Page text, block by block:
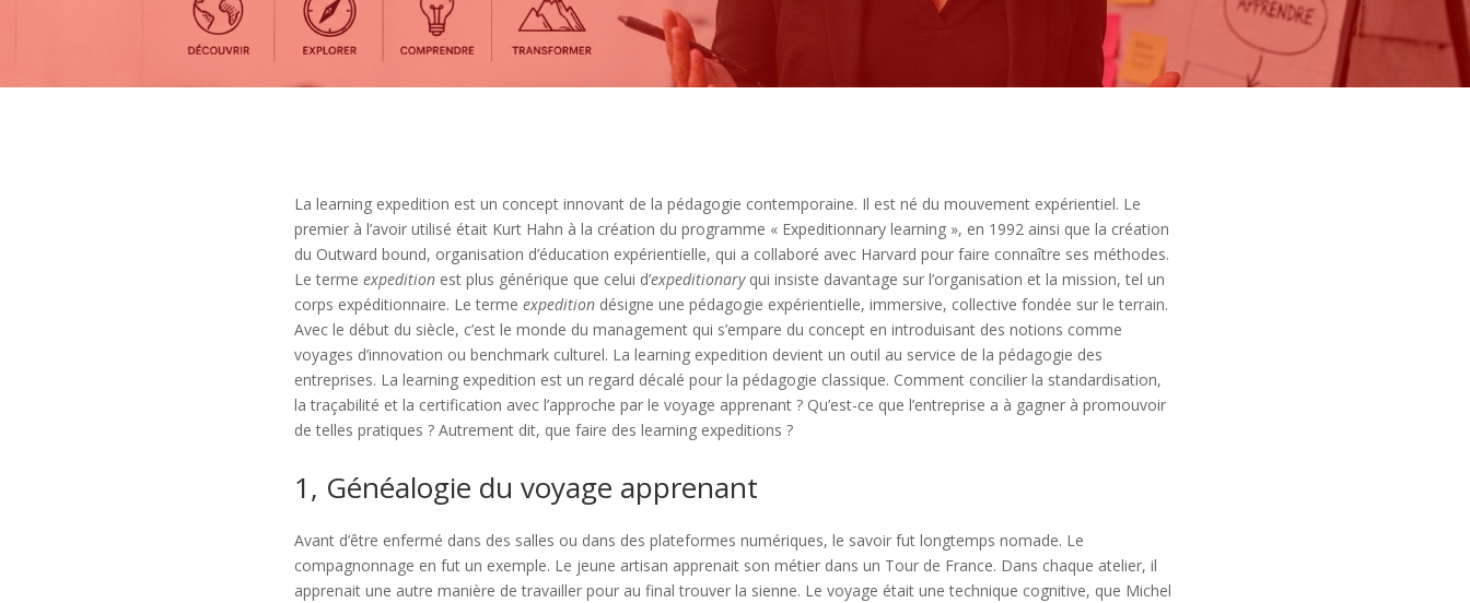
La learning expedition est un concept innovant de la pédagogie contemporaine. Il est né du mouvement expérientiel. Le
premier à l’avoir utilisé était Kurt Hahn à la création du programme « Expeditionnary learning », en 1992 ainsi que la création
du Outward bound, organisation d’éducation expérientielle, qui a collaboré avec Harvard pour faire connaître ses méthodes.
Le terme expeditionest plus générique que celui d’expeditionaryqui insiste davantage sur l’organisation et la mission, tel un
corps expéditionnaire. Le terme expeditiondésigne une pédagogie expérientielle, immersive, collective fondée sur le terrain.
Avec le début du siècle, c’est le monde du management qui s’empare du concept en introduisant des notions comme
voyages d’innovation ou benchmark culturel. La learning expedition devient un outil au service de la pédagogie des
entreprises. La learning expedition est un regard décalé pour la pédagogie classique. Comment concilier la standardisation,
la traçabilité et la certification avec l’approche par le voyage apprenant ? Qu’est-ce que l’entreprise a à gagner à promouvoir
de telles pratiques ? Autrement dit, que faire des learning expeditions ?
1, Généalogie du voyage apprenant
Avant d’être enfermé dans des salles ou dans des plateformes numériques, le savoir fut longtemps nomade. Le
compagnonnage en fut un exemple. Le jeune artisan apprenait son métier dans un Tour de France. Dans chaque atelier, il
apprenait une autre manière de travailler pour au final trouver la sienne. Le voyage était une technique cognitive, que Michel